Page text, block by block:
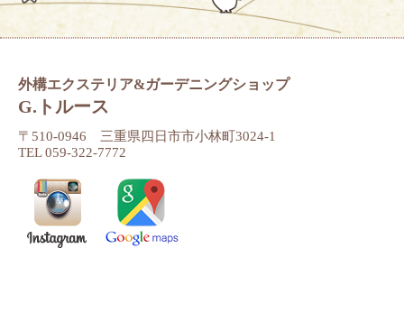
外構エクステリア&ガーデニングショップ
G.トルース
〒510-0946 三重県四日市市小林町3024-1
TEL 059-322-7772